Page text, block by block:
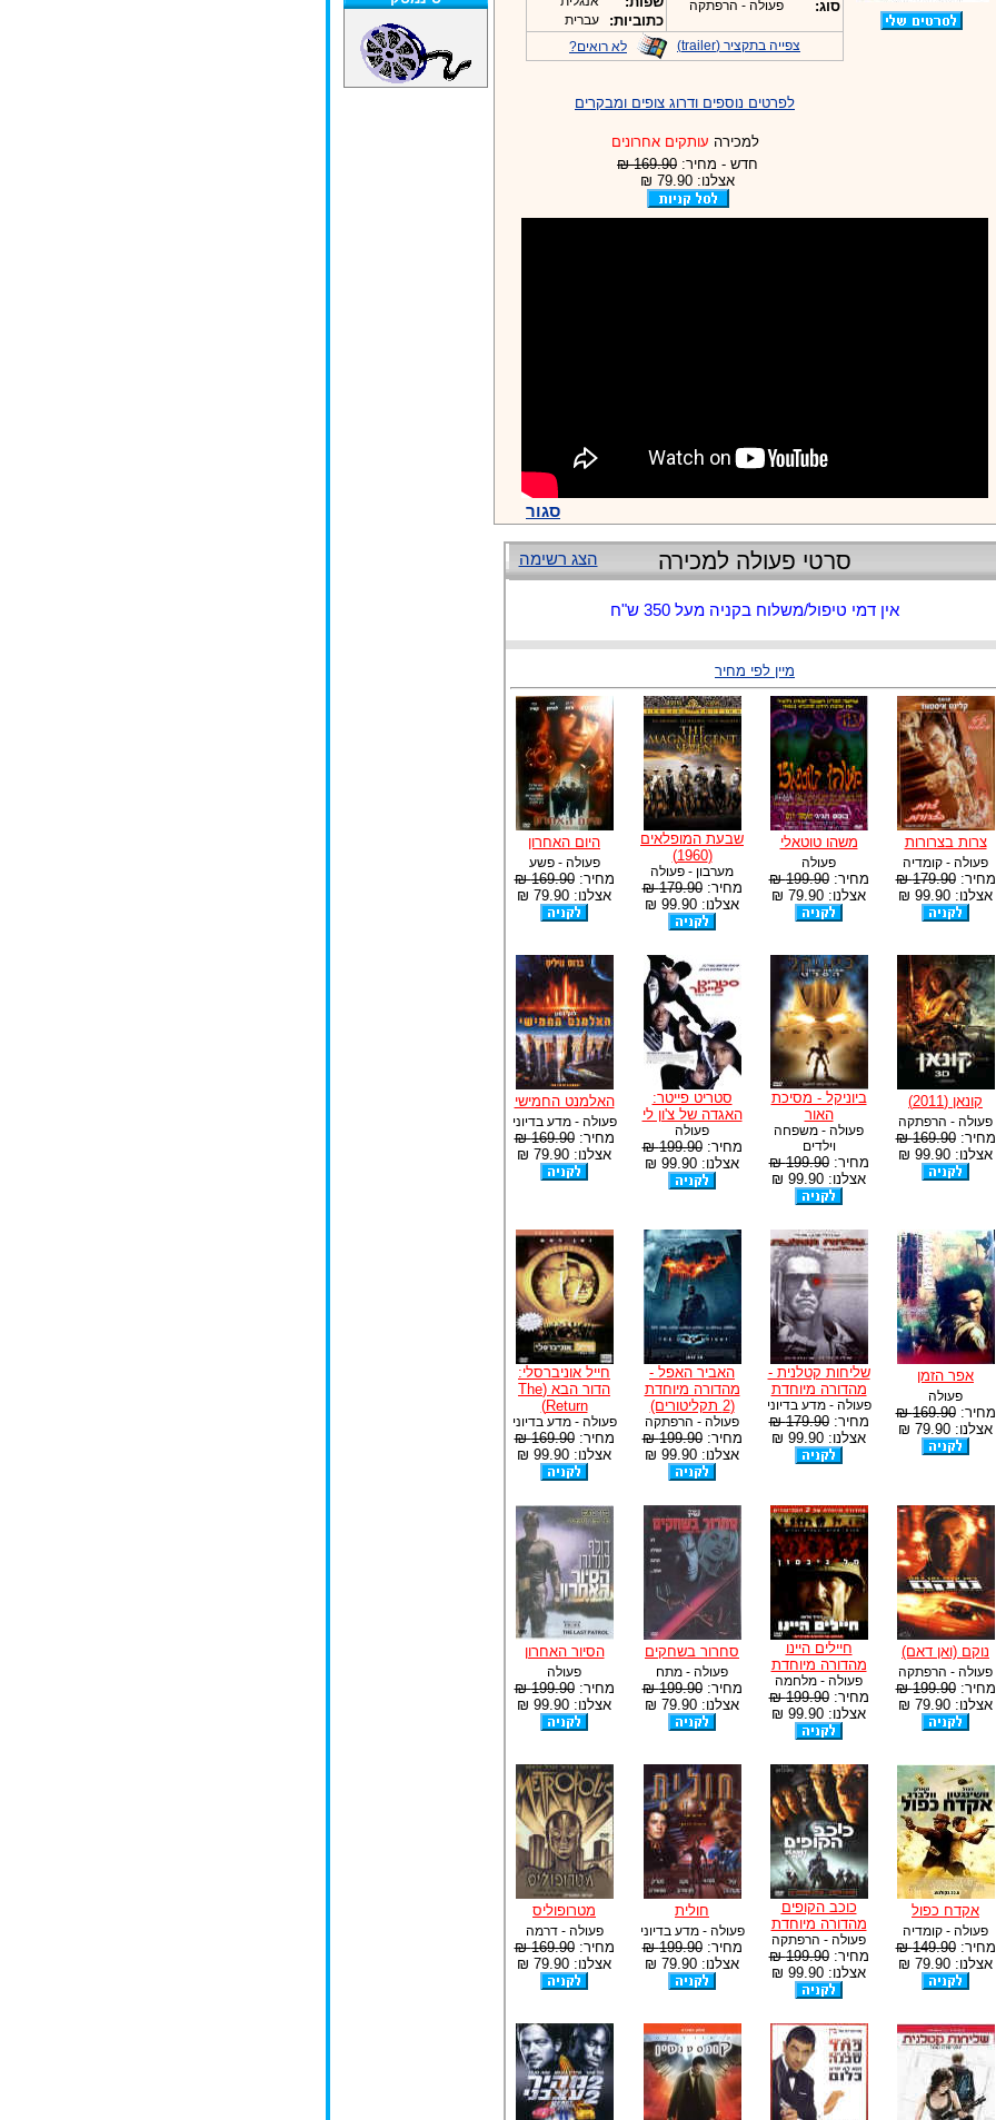
סוג: פעולה - הרפתקה
כתוביות:
עברית
צפייה בתקציר (trailer)
לא רואים?
לפרטים נוספים ודרוג צופים ומבקרים
למכירה עותקים אחרונים
חדש - מחיר: 169.90 ₪
אצלנו: 79.90 ₪
סגור
הצג רשימה סרטי פעולה למכירה
אין דמי טיפול/משלוח בקניה מעל 350 ש"ח
מיין לפי מחיר
צרות בצרורות
פעולה - קומדיה
מחיר:179.90 ₪
אצלנו: 99.90 ₪
משהו טוטאלי
פעולה
מחיר:199.90 ₪
אצלנו: 79.90 ₪
שבעת המופלאים
(1960)
מערבון - פעולה
מחיר:179.90 ₪
אצלנו: 99.90 ₪
היום האחרון
פעולה - פשע
מחיר:169.90 ₪
אצלנו: 79.90 ₪
קונאן (2011)
פעולה - הרפתקה
מחיר:169.90 ₪
אצלנו: 99.90 ₪
ביוניקל - מסיכת
האור
פעולה - משפחה
וילדים
מחיר:199.90 ₪
אצלנו: 99.90 ₪
סטריט פייטר:
האגדה של צ'ון לי
פעולה
מחיר:199.90 ₪
אצלנו: 99.90 ₪
האלמנט החמישי
פעולה - מדע בדיוני
מחיר:169.90 ₪
אצלנו: 79.90 ₪
אפר הזמן
פעולה
מחיר:169.90 ₪
אצלנו: 79.90 ₪
שליחות קטלנית -
מהדורה מיוחדת
פעולה - מדע בדיוני
מחיר:179.90 ₪
אצלנו: 99.90 ₪
האביר האפל -
מהדורה מיוחדת
(2 תקליטורים)
פעולה - הרפתקה
מחיר:199.90 ₪
אצלנו: 99.90 ₪
חייל אוניברסלי:
הדור הבא (The
Return)
פעולה - מדע בדיוני
מחיר:169.90 ₪
אצלנו: 99.90 ₪
נוקם (ואן דאם)
פעולה - הרפתקה
מחיר:199.90 ₪
אצלנו: 79.90 ₪
חיילים היינו
מהדורה מיוחדת
פעולה - מלחמה
מחיר:199.90 ₪
אצלנו: 99.90 ₪
סחרור בשחקים
פעולה - מתח
מחיר:199.90 ₪
אצלנו: 79.90 ₪
הסיור האחרון
פעולה
מחיר:199.90 ₪
אצלנו: 99.90 ₪
אקדח כפול
פעולה - קומדיה
מחיר:149.90 ₪
אצלנו: 79.90 ₪
כוכב הקופים
מהדורה מיוחדת
פעולה - הרפתקה
מחיר:199.90 ₪
אצלנו: 99.90 ₪
חולית
פעולה - מדע בדיוני
מחיר:199.90 ₪
אצלנו: 79.90 ₪
מטרופוליס
פעולה - דרמה
מחיר:169.90 ₪
אצלנו: 79.90 ₪